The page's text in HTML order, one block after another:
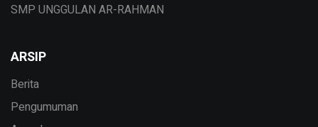
SMP UNGGULAN AR-RAHMAN
ARSIP
Berita
Pengumuman